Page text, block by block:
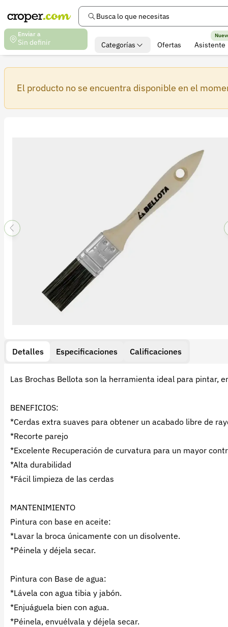
Busca lo que necesitas
Enviar a
Sin definir Categorías Ofertas Asistente
El producto no se encuentra disponible en el
Detalles Especificaciones Calificaciones
Las Brochas Bellota son la herramienta ideal para pintar,
BENEFICIOS:
*Cerdas extra suaves para obtener un acabado libre de
*Recorte parejo
*Excelente Recuperación de curvatura para un mayor
*Alta durabilidad
*Fácil limpieza de las cerdas
MANTENIMIENTO
Pintura con base en aceite:
*Lavar la broca únicamente con un disolvente.
*Péinela y déjela secar.
Pintura con Base de agua:
*Lávela con agua tibia y jabón.
*Enjuáguela bien con agua.
*Péinela, envuélvala y déjela secar.